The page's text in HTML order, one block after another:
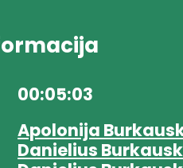
00:05:03
Apolonija
Danielius